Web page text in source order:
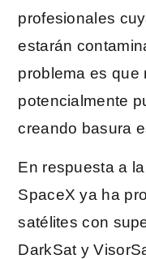
profesionales
estarán
problema es que
potencialmente
creando basura
En respuesta a
SpaceX ya ha
satélites con
DarkSat y